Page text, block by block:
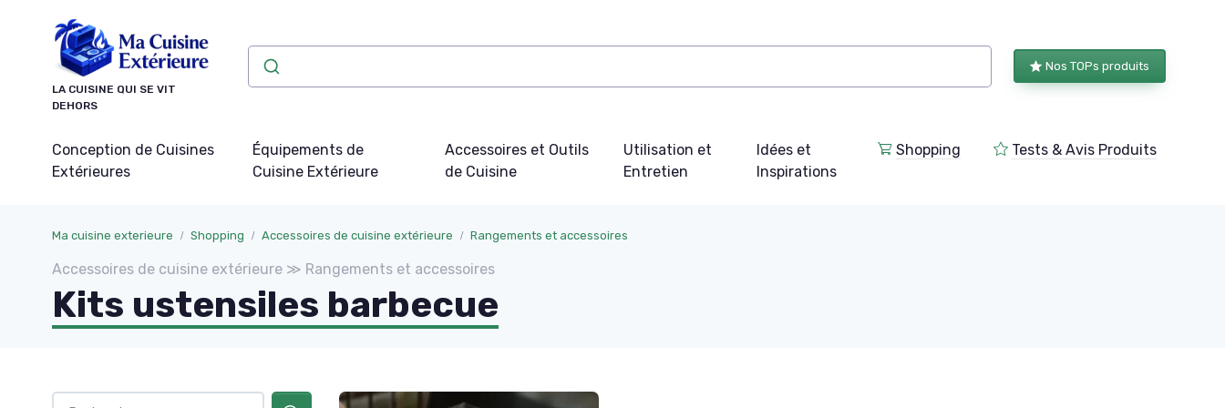
LA CUISINE QUI SE VIT
DEHORS
Nos TOPs produits
Conception de Cuisines
Extérieures
Équipements de
Cuisine Extérieure
Accessoires et Outils
de Cuisine
Utilisation et
Entretien
Idées et
Inspirations
Shopping Tests & Avis Produits
Ma cuisine exterieure Shopping Accessoires de cuisine extérieure Rangements et accessoires
Accessoires de cuisine extérieure ≫ Rangements et accessoires
Kits ustensiles barbecue